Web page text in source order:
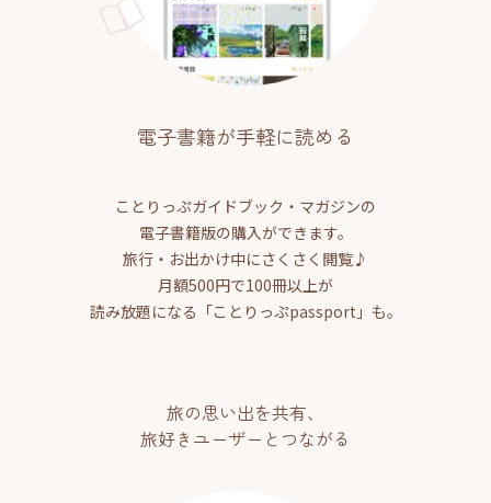
電子書籍が手軽に読める
ことりっぷガイドブック・マガジンの
電子書籍版の購入ができます。
旅行・お出かけ中にさくさく閲覧♪
月額500円で100冊以上が
読み放題になる「ことりっぷpassport」も。
旅の思い出を共有、
旅好きユーザーとつながる